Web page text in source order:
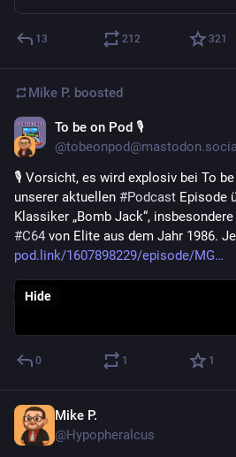
13 212 321
Mike P. boosted
To be on Pod 🎙
@tobeonpod@mastodon.social
🎙️ Vorsicht, es wird explosiv bei To be
unserer aktuellen #Podcast Episode
#C64 von Elite aus dem Jahr 1986.
pod.link/1607898229/episode/MG
Hide
0 1 1
Mike P.
@Hypopheralcus